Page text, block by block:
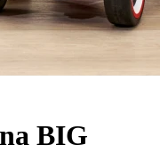
BIG